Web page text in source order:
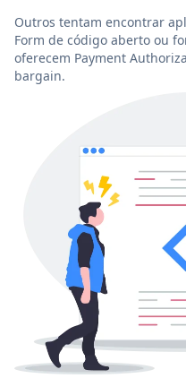
Outros tentam encontrar
Form de código aberto ou
oferecem Payment
bargain.